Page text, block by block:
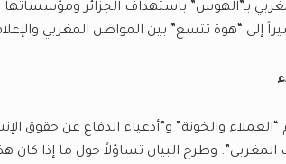
بـ”الهوس” باستهداف الجزائر ومؤسساتها
إلى “هوة تتسع” بين المواطن المغربي
والخونة” و”أدعياء الدفاع عن حقوق
وطرح البيان تساؤلاً حول ما إذا